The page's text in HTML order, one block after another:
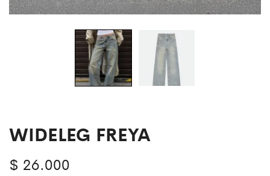
WIDELEG FREYA
$ 26.000